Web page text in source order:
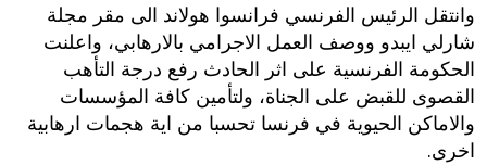
وانتقل الرئيس الفرنسي فرانسوا هولاند الى مقر مجلة
شارلي ايبدو ووصف العمل الاجرامي بالارهابي، واعلنت
الحكومة الفرنسية على اثر الحادث رفع درجة التأهب
القصوى للقبض على الجناة، ولتأمين كافة المؤسسات
والاماكن الحيوية في فرنسا تحسبا من اية هجمات ارهابية
اخرى.